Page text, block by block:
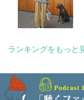
ランキングをもっと